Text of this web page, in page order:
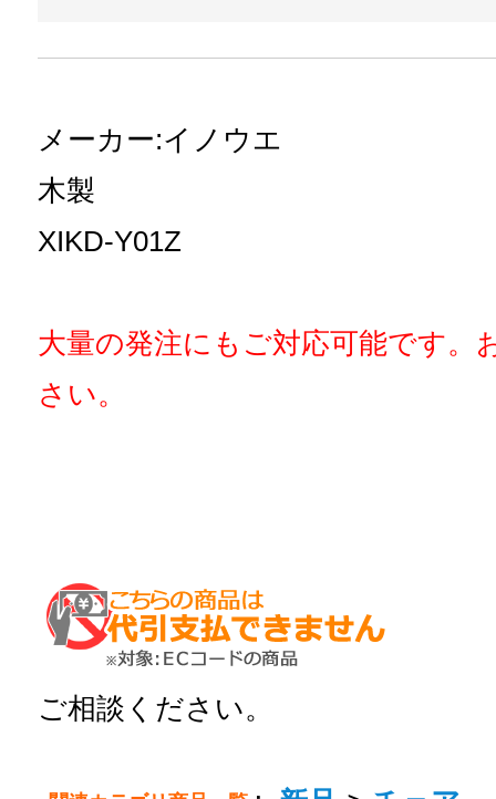
メーカー:イノウエ
木製
XIKD-Y01Z
大量の発注にもご対応可能です。
さい。
ご相談ください。